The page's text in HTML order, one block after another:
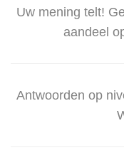
Uw mening telt!
aandeel
Antwoorden op